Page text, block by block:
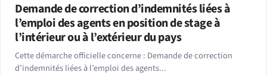
Demande de correction d’indemnités liées à
l’emploi des agents en position de stage à
l’intérieur ou à l’extérieur du pays
Cette démarche officielle concerne : Demande de correction
d’indemnités liées à l’emploi des agents...